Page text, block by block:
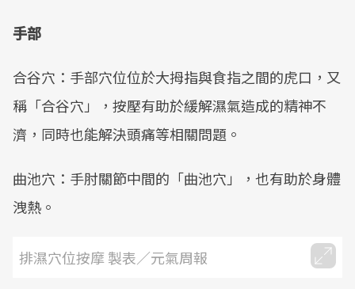
手部
合谷穴：手部穴位位於大拇指與食指之間的虎口，又
稱「合谷穴」，按壓有助於緩解濕氣造成的精神不
濟，同時也能解決頭痛等相關問題。
曲池穴：手肘關節中間的「曲池穴」，也有助於身體
洩熱。
排濕穴位按摩 製表／元氣周報